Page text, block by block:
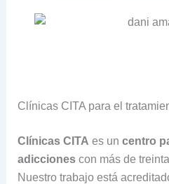
Clínicas CITA para el
Clínicas CITA es un centro
adiccionescon más de
Nuestro trabajo está